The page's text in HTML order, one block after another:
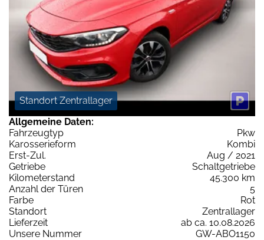
Standort Zentrallager
Allgemeine Daten:
Fahrzeugtyp
Pkw
Karosserieform
Kombi
Erst-Zul.
Aug / 2021
Getriebe
Schaltgetriebe
Kilometerstand
45.300 km
Anzahl der Türen
5
Farbe
Rot
Standort
Zentrallager
Lieferzeit
ab ca. 10.08.2026
Unsere Nummer
GW-ABO1150